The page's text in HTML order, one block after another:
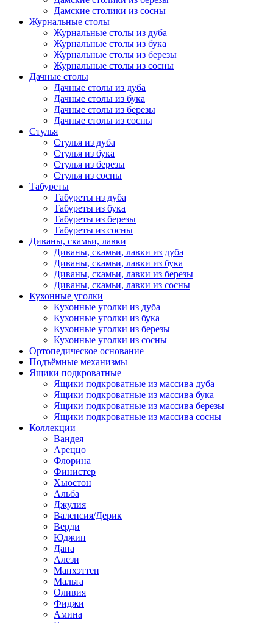
Дамские столики из сосны
Журнальные столы
Журнальные столы из дуба
Журнальные столы из бука
Журнальные столы из березы
Журнальные столы из сосны
Дачные столы
Дачные столы из дуба
Дачные столы из бука
Дачные столы из березы
Дачные столы из сосны
Стулья
Стулья из дуба
Стулья из бука
Стулья из березы
Стулья из сосны
Табуреты
Табуреты из дуба
Табуреты из бука
Табуреты из березы
Табуреты из сосны
Диваны, скамьи, лавки
Диваны, скамьи, лавки из дуба
Диваны, скамьи, лавки из бука
Диваны, скамьи, лавки из березы
Диваны, скамьи, лавки из сосны
Кухонные уголки
Кухонные уголки из дуба
Кухонные уголки из бука
Кухонные уголки из березы
Кухонные уголки из сосны
Ортопедическое основание
Подъёмные механизмы
Ящики подкроватные
Ящики подкроватные из массива дуба
Ящики подкроватные из массива бука
Ящики подкроватные из массива березы
Ящики подкроватные из массива сосны
Коллекции
Вандея
Ареццо
Флорина
Финистер
Хьюстон
Альба
Джулия
Валенсия/Дерик
Верди
Юджин
Дана
Алези
Манхэттен
Мальта
Оливия
Фиджи
Амина